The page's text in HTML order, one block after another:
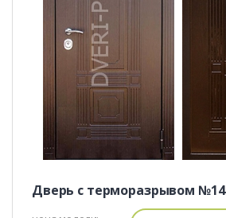
Дверь с терморазрывом №14